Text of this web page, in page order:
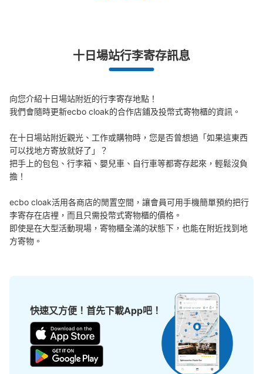
十日場站行李寄存訊息
向您介紹十日場站附近的行李寄存地點！
我們會隨時更新ecbo cloak的合作店鋪及投幣式寄物櫃的資訊。
在十日場站附近觀光、工作或購物時，您是否曾想過「如果這東西
可以找地方寄放就好了」？
把手上的包包、行李箱、嬰兒車、自行車等都寄存起來，輕鬆沒負
擔！
ecbo cloak活用各商店的閒置空間，讓會員可用手機簡單預約把行
李寄存在店裡，而且只需投幣式寄物櫃的價格。
即使是在大型活動現場，寄物櫃全滿的狀態下，也能在附近找到地
方寄物。
快速又方便！首先下載App吧！